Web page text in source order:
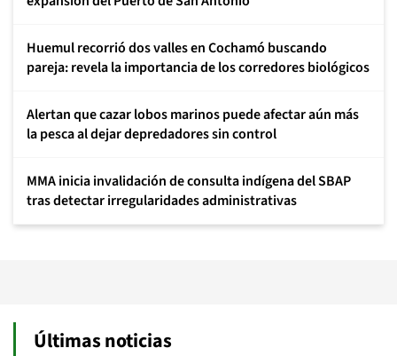
Huemul recorrió dos valles en Cochamó buscando
pareja: revela la importancia de los corredores biológicos
Alertan que cazar lobos marinos puede afectar aún más
la pesca al dejar depredadores sin control
MMA inicia invalidación de consulta indígena del SBAP
tras detectar irregularidades administrativas
Últimas noticias